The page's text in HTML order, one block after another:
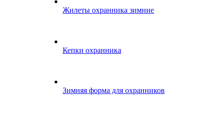
Жилеты охранника зимние
Кепки охранника
Зимняя форма для охранников